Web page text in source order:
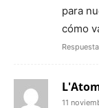
para
cómo
Respuesta
11